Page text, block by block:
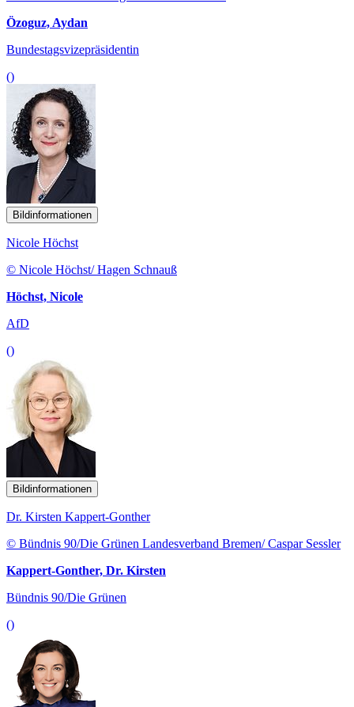
Özoguz, Aydan
Bundestagsvizepräsidentin
()
Bildinformationen
Nicole Höchst
© Nicole Höchst/ Hagen Schnauß
Höchst, Nicole
AfD
()
Bildinformationen
Dr. Kirsten Kappert-Gonther
© Bündnis 90/Die Grünen Landesverband Bremen/ Caspar Sessler
Kappert-Gonther, Dr. Kirsten
Bündnis 90/Die Grünen
()